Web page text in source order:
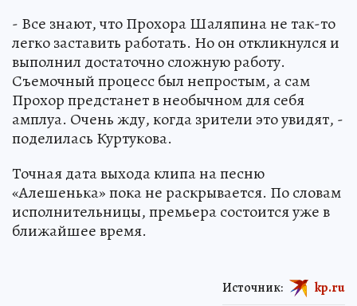
- Все знают, что Прохора Шаляпина не так-то
легко заставить работать. Но он откликнулся и
выполнил достаточно сложную работу.
Съемочный процесс был непростым, а сам
Прохор предстанет в необычном для себя
амплуа. Очень жду, когда зрители это увидят, -
поделилась Куртукова.
Точная дата выхода клипа на песню
«Алешенька» пока не раскрывается. По словам
исполнительницы, премьера состоится уже в
ближайшее время.
Источник: kp.ru